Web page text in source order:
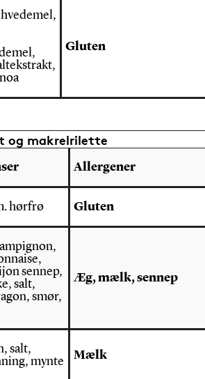
Gluten
og makrelrilette
Allergener
hørfrø Gluten
sennep,
salt,
smør,
Æg, mælk, sennep
salt,
mynte
Mælk